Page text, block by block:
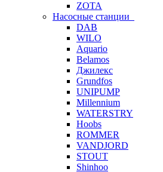
ZOTA
Насосные станции
DAB
WILO
Aquario
Belamos
Джилекс
Grundfos
UNIPUMP
Millennium
WATERSTRY
Hoobs
ROMMER
VANDJORD
STOUT
Shinhoo